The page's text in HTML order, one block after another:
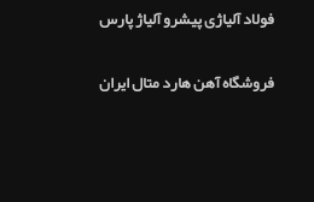
فولاد آلیاژی پیشرو آلیاژ پارس
فروشگاه آهن هارد متال ایران